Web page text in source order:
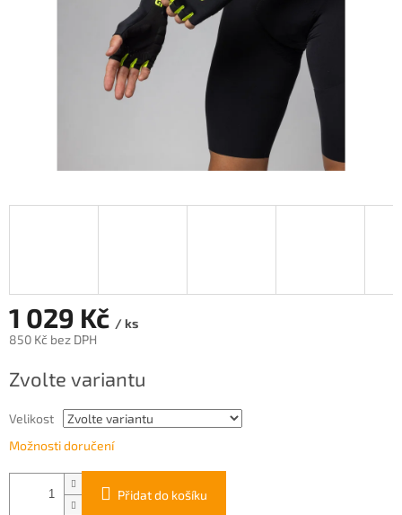
1 029 Kč / ks
850 Kč bez DPH
cena:
Zvolte variantu
Velikost
Možnosti doručení
Přidat do košíku